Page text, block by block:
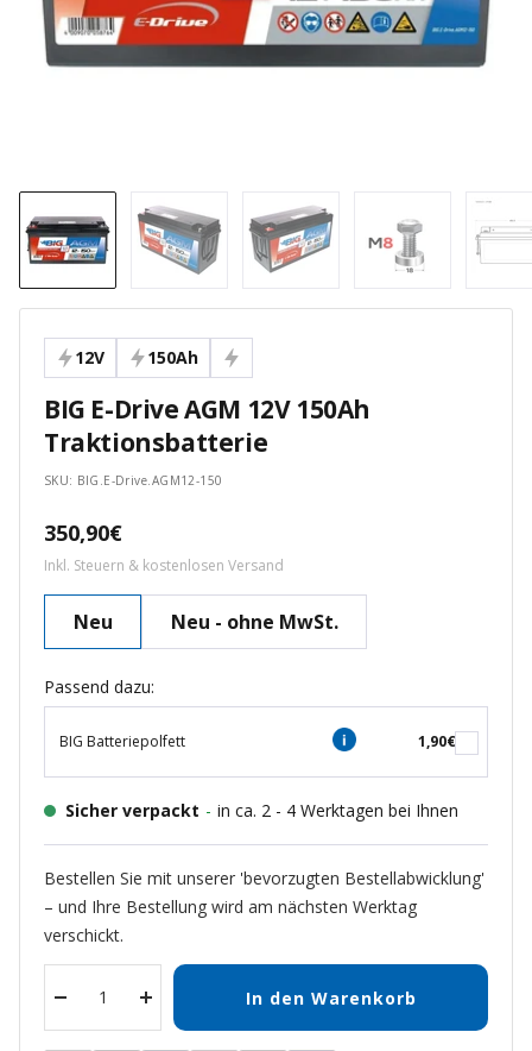
12V 150Ah
BIG E-Drive AGM 12V 150Ah
Traktionsbatterie
SKU: BIG.E-Drive.AGM12-150
Angebotspreis
350,90€
Inkl. Steuern & kostenlosen Versand
Neu Neu - ohne MwSt.
Passend dazu:
BIG Batteriepolfett 1,90€
Sicher verpackt - in ca. 2 - 4 Werktagen bei Ihnen
Bestellen Sie mit unserer 'bevorzugten Bestellabwicklung'
– und Ihre Bestellung wird am nächsten Werktag
verschickt.
Menge
verringern
Menge
erhöhen
In den Warenkorb